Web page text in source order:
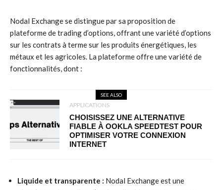
Nodal Exchange se distingue par sa proposition de
plateforme de trading d’options, offrant une variété d’options
sur les contrats à terme sur les produits énergétiques, les
métaux et les agricoles. La plateforme offre une variété de
fonctionnalités, dont :
SEE ALSO
APPLICATIONS
CHOISISSEZ UNE ALTERNATIVE
FIABLE À OOKLA SPEEDTEST POUR
OPTIMISER VOTRE CONNEXION
INTERNET
Liquide et transparente : Nodal Exchange est une